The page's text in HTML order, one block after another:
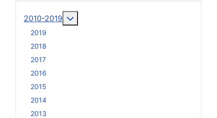
2010-2019
2019
2018
2017
2016
2015
2014
2013